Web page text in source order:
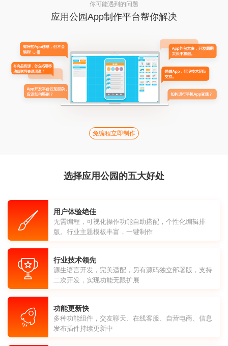
你可能遇到的问题
应用公园App制作平台帮你解决
免编程立即制作
选择应用公园的五大好处
用户体验绝佳
无需编程，可视化操作功能自助搭配，个性化编辑排
版。行业主题模板丰富，一键制作
行业技术领先
源生语言开发，完美适配，另有源码独立部署版，支持
二次开发，实现功能无限扩展
功能更新快
多种功能组件，交友聊天、在线客服、自营电商、信息
发布插件持续更新中